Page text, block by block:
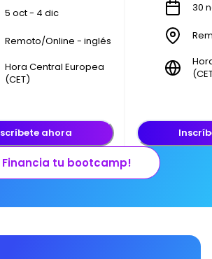
5 oct - 4 dic
Remoto/Online - inglés
Hora Central Europea
(CET)
ahora
30
Financia tu bootcamp!